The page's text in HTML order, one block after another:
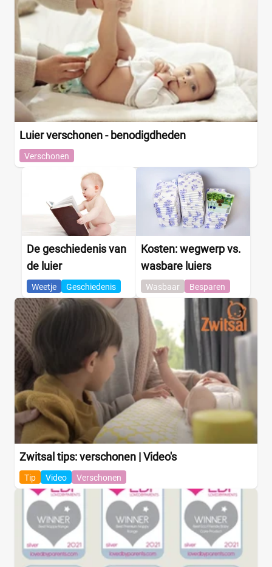
Luier verschonen - benodigdheden
Verschonen
De geschiedenis van
de luier
Weetje Geschiedenis
Kosten: wegwerp vs.
wasbare luiers
Wasbaar Besparen
Zwitsal tips: verschonen | Video's
Tip Video Verschonen